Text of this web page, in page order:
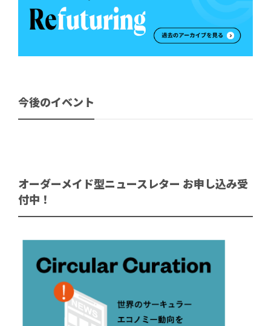
今後のイベント
オーダーメイド型ニュースレター お申し込み受
付中！